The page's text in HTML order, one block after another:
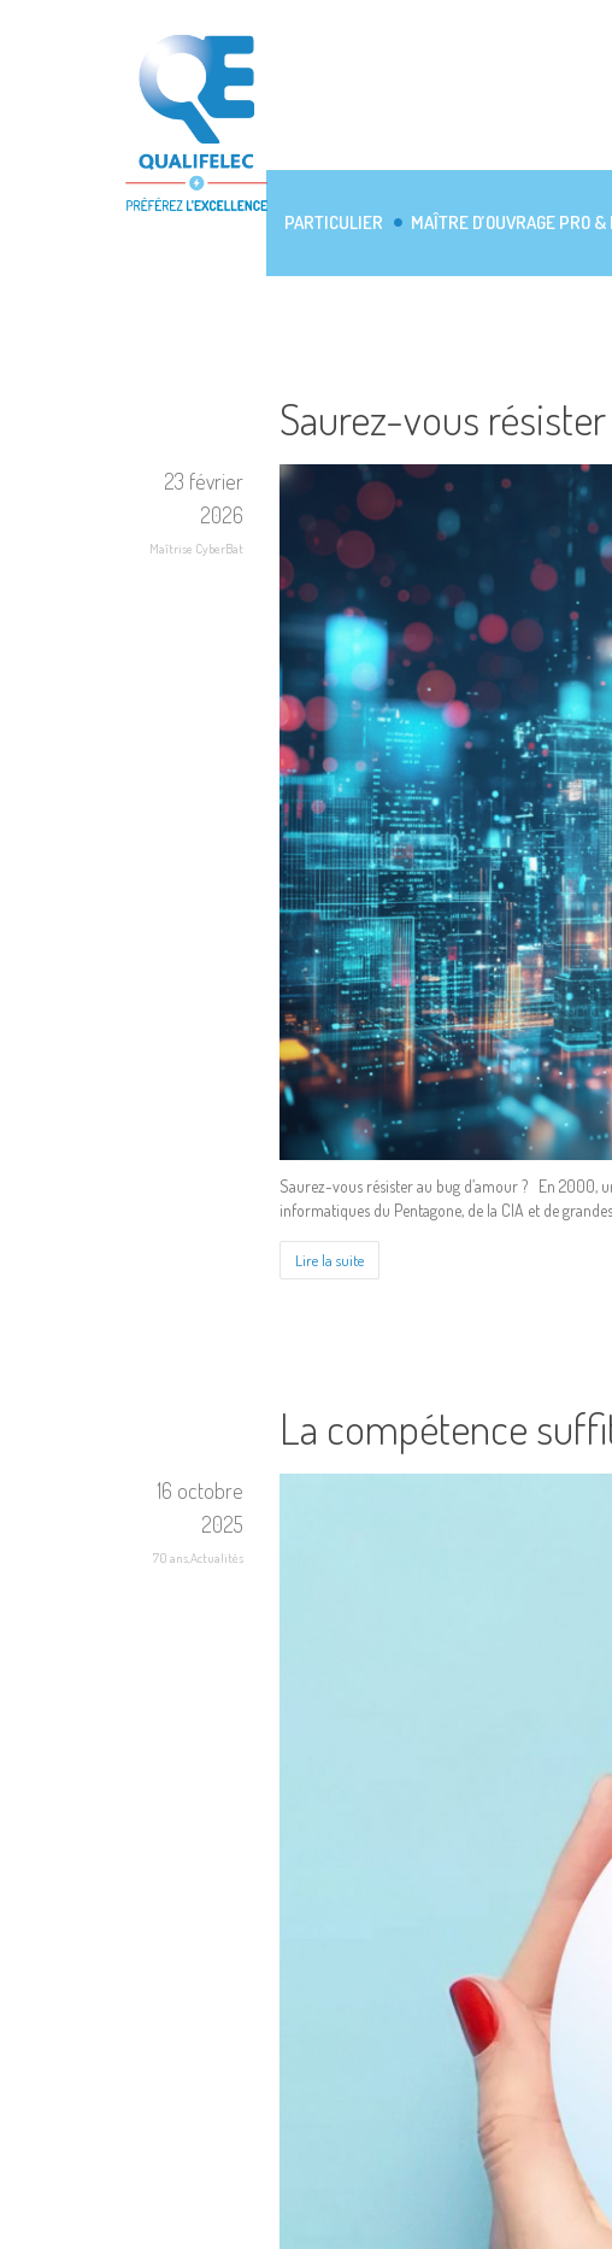
PARTICULIER MAÎTRE D’OUVRAGE PRO
Saurez-vous
23 février
2026
Maîtrise CyberBat
Saurez-vous résister au bug d’amour ? En 2000,
informatiques du Pentagone, de la CIA et de
Lire la suite
La compétence
16 octobre
2025
70 ansActualités